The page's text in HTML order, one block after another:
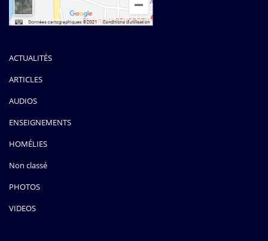
ACTUALITÉS
ARTICLES
AUDIOS
ENSEIGNEMENTS
HOMÉLIES
Non classé
PHOTOS
VIDEOS